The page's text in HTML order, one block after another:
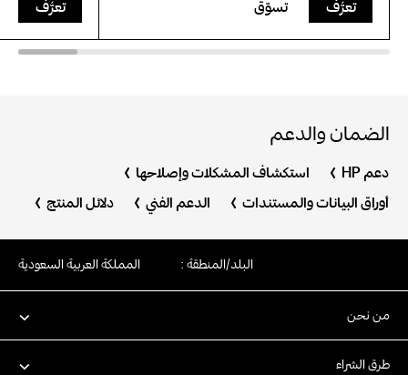
تعرَّف تعرَّف تسوّق
الضمان والدعم
دعم HP استكشاف المشكلات وإصلاحها
أوراق البيانات والمستندات الدعم الفني دلائل المنتج
البلد/المنطقة : المملكة العربية السعودية
من نحن
طرق الشراء